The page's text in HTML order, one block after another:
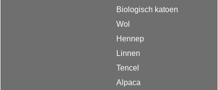
Biologisch katoen
Wol
Hennep
Linnen
Tencel
Alpaca